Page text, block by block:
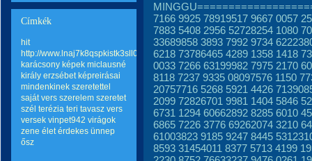
Címkék
hit
http://www.lnaj7k8qspkistk3sll0hqp6mo2wq8go.com
karácsony képek miclausné
király erzsébet képreirásai
mindenkinek szeretettel
saját vers szerelem szeretet
szél terézia teri tavasz vers
versek vinpet942 virágok
zene élet érdekes ünnep
ősz
7166 9925 78919517 9667 0057
7883 5408 2956 52728254 1080
33689858 3893 7992 9734
6218 73786465 4289 1358 1418
0033 7266 63199982 7975 2170
8118 7237 9335 08097576 1150
20757716 5268 5921 4426
2099 72826701 9981 1404 5846
6731 1294 60662892 8285 6010
6865 7226 3776 69262074 3210
61003823 9185 9247 8445
8593 31454011 8377 5713 4199